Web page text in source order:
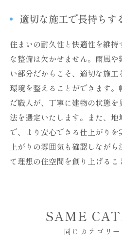
適切な施工で長持ちす
住まいの耐久性と快適性を維
な整備は欠かせません。雨風
い部分だからこそ、適切な施
環境を整えることができます
だ職人が、丁寧に建物の状態
法を選定いたします。また、
で、より安心できる仕上がり
上がりの雰囲気も確認しなが
て理想の住空間を創り上げるこ
同じカテゴリ
SAME